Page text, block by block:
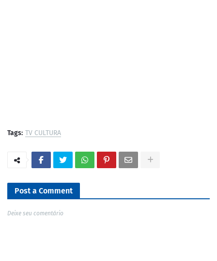
Tags: TV CULTURA
Post a Comment
Deixe seu comentário